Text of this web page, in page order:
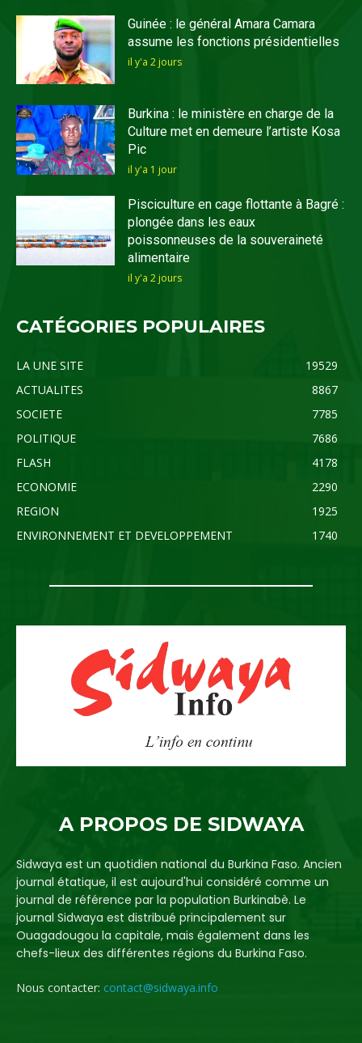
Guinée : le général Amara Camara
assume les fonctions présidentielles
il y'a 2 jours
Burkina : le ministère en charge de la
Culture met en demeure l’artiste Kosa
Pic
il y'a 1 jour
Pisciculture en cage flottante à Bagré :
plongée dans les eaux
poissonneuses de la souveraineté
alimentaire
il y'a 2 jours
CATÉGORIES POPULAIRES
LA UNE SITE
19529
ACTUALITES
8867
SOCIETE
7785
POLITIQUE
7686
FLASH
4178
ECONOMIE
2290
REGION
1925
ENVIRONNEMENT ET DEVELOPPEMENT
1740
A PROPOS DE SIDWAYA
Sidwaya est un quotidien national du Burkina Faso. Ancien
journal étatique, il est aujourd'hui considéré comme un
journal de référence par la population Burkinabè. Le
journal Sidwaya est distribué principalement sur
Ouagadougou la capitale, mais également dans les
chefs-lieux des différentes régions du Burkina Faso.
Nous contacter: contact@sidwaya.info